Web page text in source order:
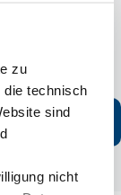
zu
die technisch
sind
nicht
an